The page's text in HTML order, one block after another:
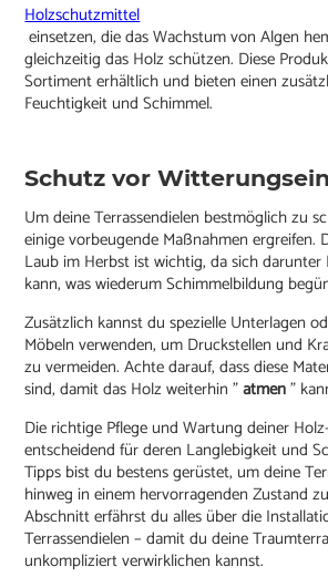
Holzschutzmittel
einsetzen, die das Wachstum von Algen
gleichzeitig das Holz schützen. Diese
Sortiment erhältlich und bieten einen
Feuchtigkeit und Schimmel.
Schutz vor
Um deine Terrassendielen bestmöglich zu
einige vorbeugende Maßnahmen ergreifen.
Laub im Herbst ist wichtig, da sich darunter
kann, was wiederum Schimmelbildung
Zusätzlich kannst du spezielle Unterlagen
Möbeln verwenden, um Druckstellen und
zu vermeiden. Achte darauf, dass diese
sind, damit das Holz weiterhin "atmen"
Die richtige Pflege und Wartung deiner
entscheidend für deren Langlebigkeit und
Tipps bist du bestens gerüstet, um deine
hinweg in einem hervorragenden Zustand
Abschnitt erfährst du alles über die
Terrassendielen – damit du deine
unkompliziert verwirklichen kannst.